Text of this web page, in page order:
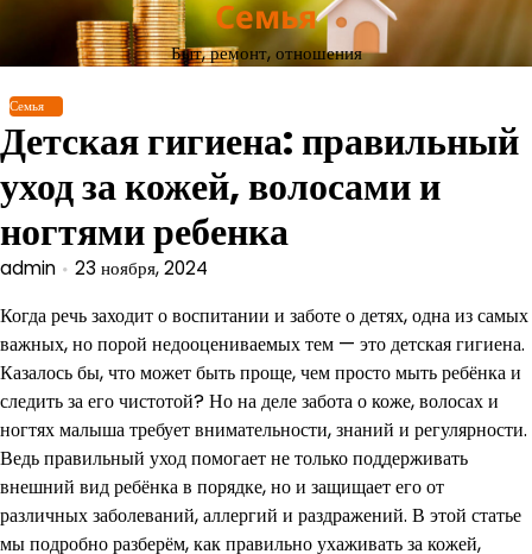
Перейти
содержимому
Семья
Быт, ремонт, отношения
Семья
Детская гигиена: правильный
уход за кожей, волосами и
ногтями ребенка
admin 23 ноября, 2024
Когда речь заходит о воспитании и заботе о детях, одна из самых
важных, но порой недооцениваемых тем — это детская гигиена.
Казалось бы, что может быть проще, чем просто мыть ребёнка и
следить за его чистотой? Но на деле забота о коже, волосах и
ногтях малыша требует внимательности, знаний и регулярности.
Ведь правильный уход помогает не только поддерживать
внешний вид ребёнка в порядке, но и защищает его от
различных заболеваний, аллергий и раздражений. В этой статье
мы подробно разберём, как правильно ухаживать за кожей,